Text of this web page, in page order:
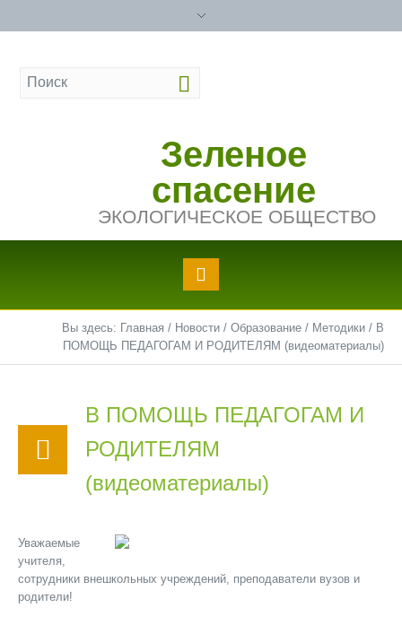
Зеленое
спасение
ЭКОЛОГИЧЕСКОЕ ОБЩЕСТВО
Вы здесь: Главная / Новости / Образование / Методики / В
ПОМОЩЬ ПЕДАГОГАМ И РОДИТЕЛЯМ (видеоматериалы)
В ПОМОЩЬ ПЕДАГОГАМ И
РОДИТЕЛЯМ
(видеоматериалы)
Уважаемые
учителя,
сотрудники внешкольных учреждений, преподаватели вузов и
родители!